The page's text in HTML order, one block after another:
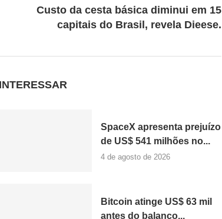
Custo da cesta básica diminui em 15
capitais do Brasil, revela Dieese.
SpaceX apresenta prejuízo
de US$ 541 milhões no...
4 de agosto de 2026
Bitcoin atinge US$ 63 mil
antes do balanço...